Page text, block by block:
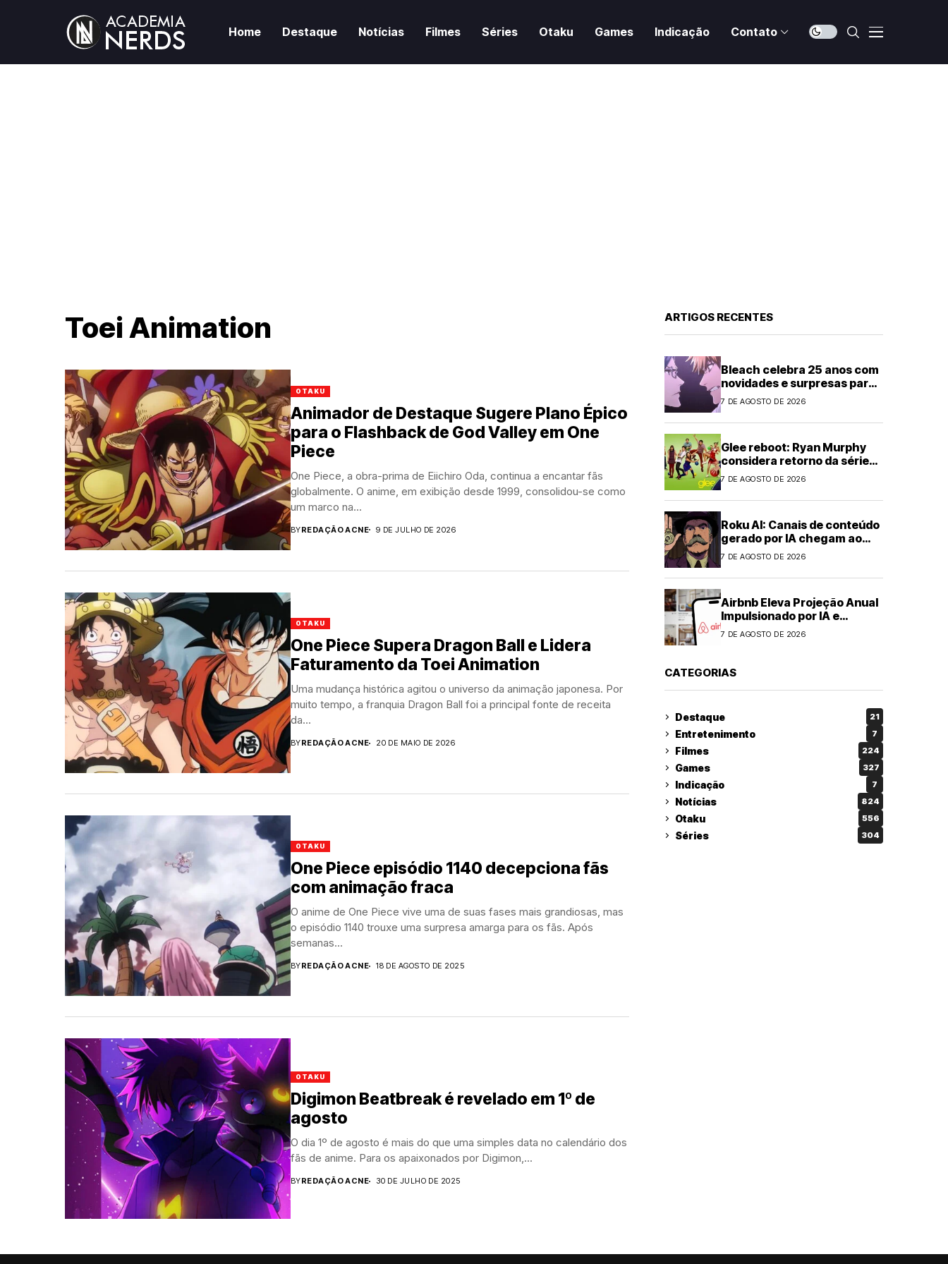
Home Destaque Notícias Filmes Séries Otaku Games Indicação Contato
Toei Animation
OTAKU
Animador de Destaque Sugere Plano Épico
para o Flashback de God Valley em One
Piece
One Piece, a obra-prima de Eiichiro Oda, continua a encantar fãs
globalmente. O anime, em exibição desde 1999, consolidou-se como
um marco na...
BYREDAÇÃO ACNE 9 DE JULHO DE 2026
OTAKU
One Piece Supera Dragon Ball e Lidera
Faturamento da Toei Animation
Uma mudança histórica agitou o universo da animação japonesa. Por
muito tempo, a franquia Dragon Ball foi a principal fonte de receita
da...
BYREDAÇÃO ACNE 20 DE MAIO DE 2026
OTAKU
One Piece episódio 1140 decepciona fãs
com animação fraca
O anime de One Piece vive uma de suas fases mais grandiosas, mas
o episódio 1140 trouxe uma surpresa amarga para os fãs. Após
semanas...
BYREDAÇÃO ACNE 18 DE AGOSTO DE 2025
OTAKU
Digimon Beatbreak é revelado em 1º de
agosto
O dia 1º de agosto é mais do que uma simples data no calendário dos
fãs de anime. Para os apaixonados por Digimon,...
BYREDAÇÃO ACNE 30 DE JULHO DE 2025
ARTIGOS RECENTES
Bleach celebra 25 anos com
novidades e surpresas para
fãs
7 DE AGOSTO DE 2026
Glee reboot: Ryan Murphy
considera retorno da série
musical
7 DE AGOSTO DE 2026
Roku AI: Canais de conteúdo
gerado por IA chegam ao
streaming
7 DE AGOSTO DE 2026
Airbnb Eleva Projeção Anual
Impulsionado por IA e
Demanda Forte
7 DE AGOSTO DE 2026
CATEGORIAS
Destaque 21
Entretenimento 7
Filmes 224
Games 327
Indicação 7
Notícias 824
Otaku 556
Séries 304